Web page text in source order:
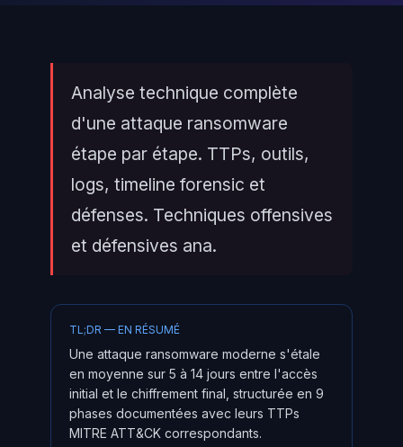
Analyse technique complète
d'une attaque ransomware
étape par étape. TTPs, outils,
logs, timeline forensic et
défenses. Techniques offensives
et défensives ana.
TL;DR — EN RÉSUMÉ
Une attaque ransomware moderne s'étale
en moyenne sur 5 à 14 jours entre l'accès
initial et le chiffrement final, structurée en 9
phases documentées avec leurs TTPs
MITRE ATT&CK correspondants.